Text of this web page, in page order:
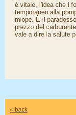
è vitale, l'idea che i
temporaneo alla
miope. È il
prezzo del
vale a dire la salute
« back